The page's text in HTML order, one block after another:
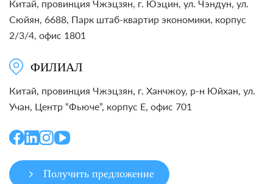
Китай, провинция Чжэцзян, г. Юэцин, ул. Чэндун, ул.
Сюйян, 6688, Парк штаб-квартир экономики, корпус
2/3/4, офис 1801
ФИЛИАЛ
Китай, провинция Чжэцзян, г. Ханчжоу, р-н Юйхан, ул.
Учан, Центр “Фьюче”, корпус E, офис 701
Получить предложение